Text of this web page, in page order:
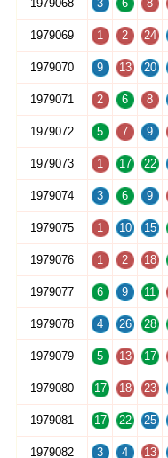
1979068 3 6 8
1979069 1 2 24
1979070 9 13 20
1979071 2 6 8
1979072 5 7 9
1979073 1 17 22
1979074 3 6 9
1979075 1 10 15
1979076 1 2 18
1979077 6 9 11
1979078 4 26 28
1979079 5 13 17
1979080 17 18 23
1979081 17 22 25
1979082 3 4 13